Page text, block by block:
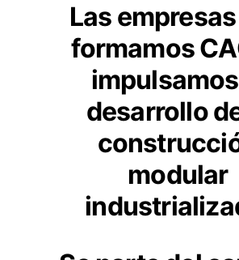
Las
formamos
desarrollo
modular